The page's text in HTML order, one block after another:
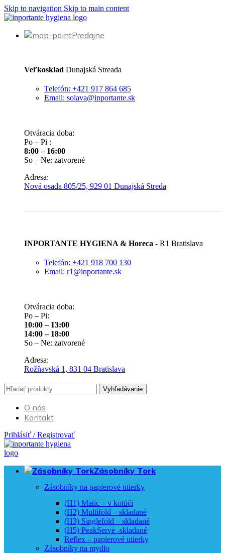
Skip to navigation Skip to main content
Predajne
Veľkosklad Dunajská Streada
Telefón: +421 917 864 685
Email: solava@inportante.sk
Otváracia doba:
Po – Pi :
8:00 – 16:00
So – Ne: zatvorené
Adresa:
Nová osada 805/25, 929 01 Dunajská Streda
INPORTANTE HYGIENA & Horeca - R1 Bratislava
Telefón: +421 918 700 130
Email: r1@inportante.sk
Otváracia doba:
Po – Pi:
10:00 – 13:00
14:00 – 18:00
So – Ne: zatvorené
Adresa:
Rožňavská 1, 831 04 Bratislava
Vyhľadávanie
O nás
Kontakt
Prihlásiť / Registrovať
Zásobníky Tork
Zásobníky na papierové utierky
(H1) Matic – v kotúči
(H2) Multifold – skladané
(H3) Singlefold – skladané
(H5) PeakServe -skladané
Reflex – papierové utierky
Zásobníky na mydlo